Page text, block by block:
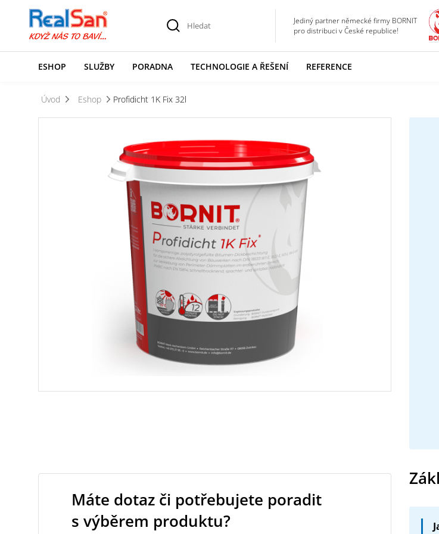
Jediný partner německé firmy BORNIT
pro distribuci v České republice!
ESHOP SLUŽBY PORADNA TECHNOLOGIE A ŘEŠENÍ REFERENCE
Úvod Eshop Profidicht 1K Fix 32l
Máte dotaz či potřebujete poradit
s výběrem produktu?